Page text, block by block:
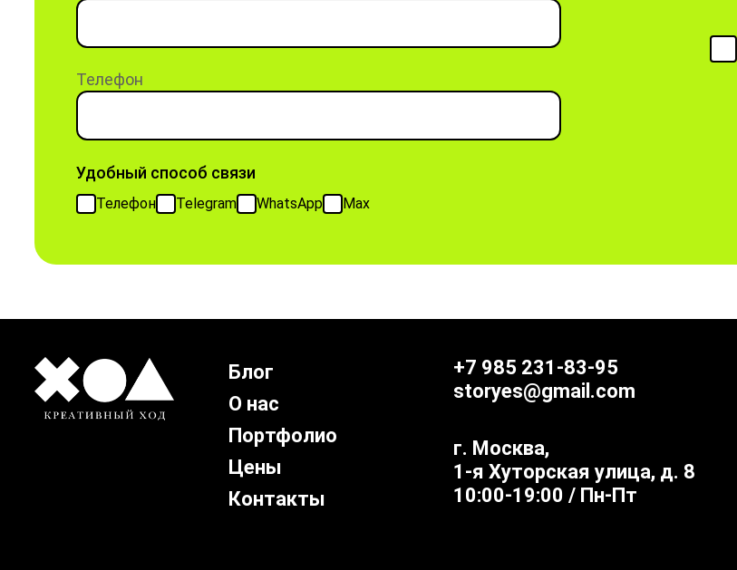
Телефон
Удобный способ связи
Телефон Telegram WhatsApp Max
Блог
О нас
Портфолио
Цены
Контакты
+7 985 231-83-95
storyes@gmail.com
г. Москва,
1-я Хуторская улица, д. 8
10:00-19:00 / Пн-Пт